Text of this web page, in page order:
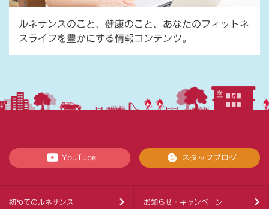
ルネサンスのこと、健康のこと、あなたのフィットネ
スライフを豊かにする情報コンテンツ。
YouTube スタッフブログ
初めてのルネサンス お知らせ・キャンペーン